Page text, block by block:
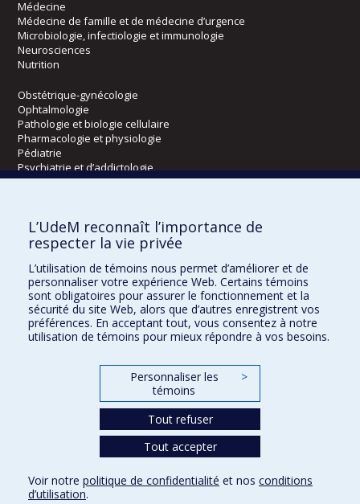
Médecine
Médecine de famille et de médecine d’urgence
Microbiologie, infectiologie et immunologie
Neurosciences
Nutrition
Obstétrique-gynécologie
Ophtalmologie
Pathologie et biologie cellulaire
Pharmacologie et physiologie
Pédiatrie
Psychiatrie et d’addictologie
Radiologie, radio-oncologie et médecine nucléaire
Écoles
Orthophonie et audiologie
Réadaptation
Directions
Confidentialité Conditions d’utilisation Paramètres des témoins
L’UdeM reconnaît l’importance de
respecter la vie privée
L’utilisation de témoins nous permet d’améliorer et de
personnaliser votre expérience Web. Certains témoins
sont obligatoires pour assurer le fonctionnement et la
sécurité du site Web, alors que d’autres enregistrent vos
préférences. En acceptant tout, vous consentez à notre
utilisation de témoins pour mieux répondre à vos besoins.
Personnaliser les
témoins
>
Tout refuser
Tout accepter
Voir notre politique de confidentialité et nos conditions
d’utilisation.